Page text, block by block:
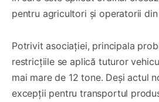
pentru agricultori și operatorii
Potrivit asociației, principala
restricțiile se aplică tuturor
mai mare de 12 tone. Deși actul
excepții pentru transportul